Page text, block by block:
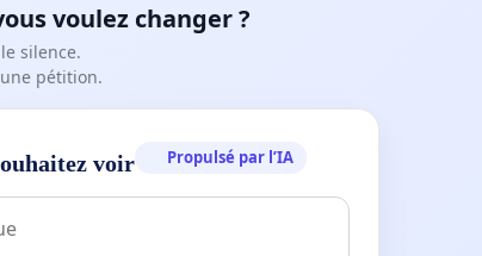
voulez changer ?
silence.
pétition.
voir Propulsé par l’IA